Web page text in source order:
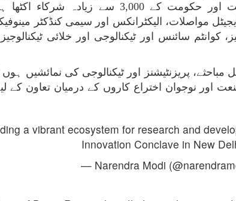
اور پالیسی سازوں کے ساتھ تعلیمی اداروں، تحقیقی اداروں،
مواصلات، الیکٹرانکس اور سیمی کنڈکٹر
چیت، پینل مباحثے، پریزنٹیشنز اور ٹیکنالوجی کی
اور نوجوان اختراع کاروں کے درمیان تعاون کے
a vibrant ecosystem for research and
Innovation Conclave in New
— Narendra Modi